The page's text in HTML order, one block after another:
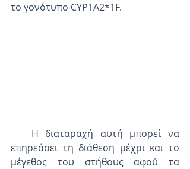
το γονότυπο CYP1A2*1F.
επηρεάσει τη διάθεση μέχρι και το
μέγεθος του στήθους αφού τα